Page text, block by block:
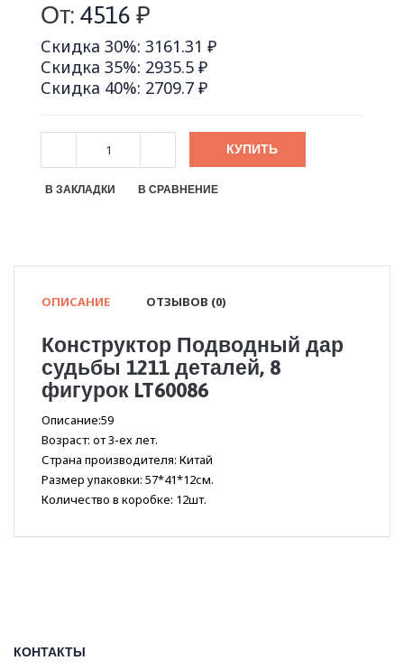
От: 4516 ₽
Скидка 30%: 3161.31 ₽
Скидка 35%: 2935.5 ₽
Скидка 40%: 2709.7 ₽
КУПИТЬ
В ЗАКЛАДКИ В СРАВНЕНИЕ
ОПИСАНИЕ ОТЗЫВОВ (0)
Конструктор Подводный дар
судьбы 1211 деталей, 8
фигурок LT60086
Описание:59
Возраст: от 3-ех лет.
Страна производителя: Китай
Размер упаковки: 57*41*12см.
Количество в коробке: 12шт.
КОНТАКТЫ